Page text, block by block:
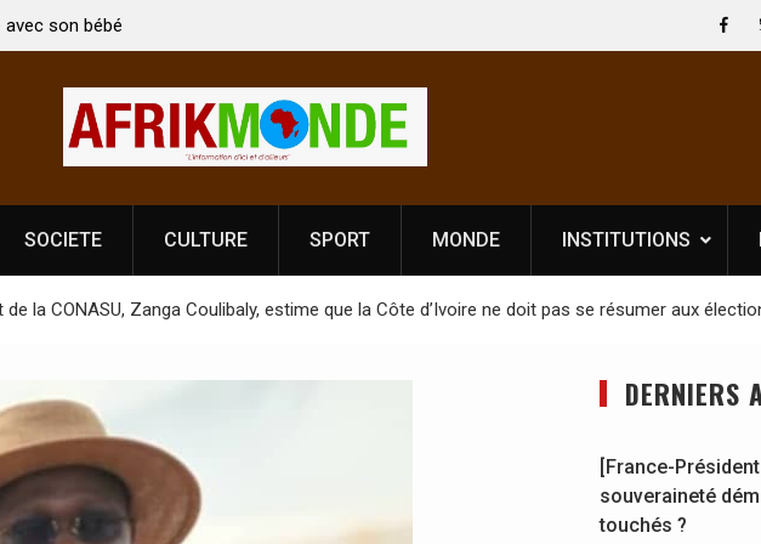
Singh à
de
Côte d’Ivoire, l’opérateur culturel Soldat Jahboy se
prononce
[France-
souveraineté
SOCIETE CULTURE SPORT MONDE INSTITUTIONS
la CONASU, Zanga Coulibaly, estime que la Côte d’Ivoire ne doit pas se résumer aux
DERNIERS
[France-
souveraineté
touchés ?